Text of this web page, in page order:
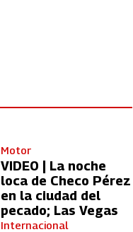
Motor
VIDEO | La noche
loca de Checo Pérez
en la ciudad del
pecado; Las Vegas
Internacional